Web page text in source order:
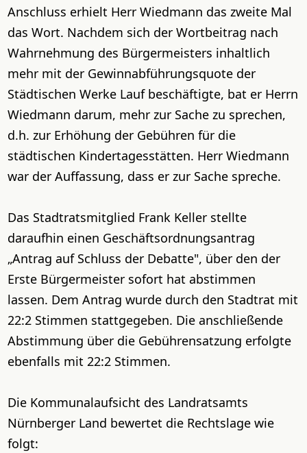
Anschluss erhielt Herr Wiedmann das zweite Mal
das Wort. Nachdem sich der Wortbeitrag nach
Wahrnehmung des Bürgermeisters inhaltlich
mehr mit der Gewinnabführungsquote der
Städtischen Werke Lauf beschäftigte, bat er Herrn
Wiedmann darum, mehr zur Sache zu sprechen,
d.h. zur Erhöhung der Gebühren für die
städtischen Kindertagesstätten. Herr Wiedmann
war der Auffassung, dass er zur Sache spreche.
Das Stadtratsmitglied Frank Keller stellte
daraufhin einen Geschäftsordnungsantrag
„Antrag auf Schluss der Debatte", über den der
Erste Bürgermeister sofort hat abstimmen
lassen. Dem Antrag wurde durch den Stadtrat mit
22:2 Stimmen stattgegeben. Die anschließende
Abstimmung über die Gebührensatzung erfolgte
ebenfalls mit 22:2 Stimmen.
Die Kommunalaufsicht des Landratsamts
Nürnberger Land bewertet die Rechtslage wie
folgt: